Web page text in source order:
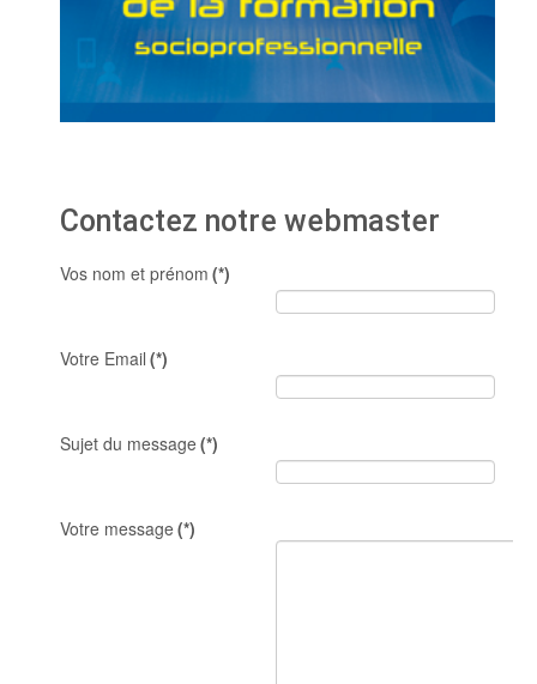
Contactez notre webmaster
Vos nom et prénom (*)
Votre Email (*)
Sujet du message(*)
Votre message(*)